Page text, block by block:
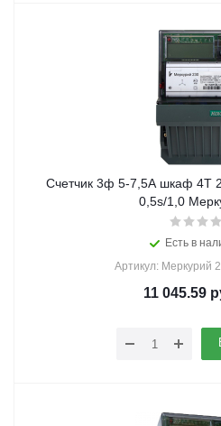
Счетчик 3ф 5-7,5А шкаф 4Т
0,5s/1,0
Есть в
Артикул: Меркурий
11 045.59